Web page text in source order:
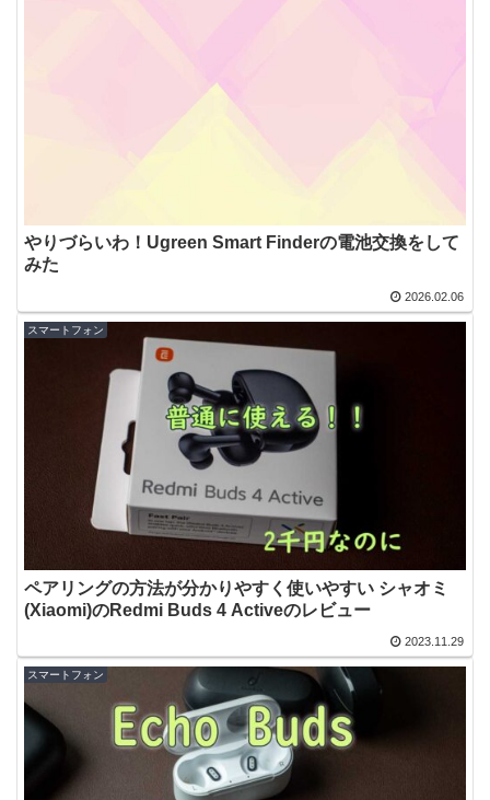
やりづらいわ！Ugreen Smart Finderの電池交換をして
みた
2026.02.06
スマートフォン
ペアリングの方法が分かりやすく使いやすい シャオミ
(Xiaomi)のRedmi Buds 4 Activeのレビュー
2023.11.29
スマートフォン